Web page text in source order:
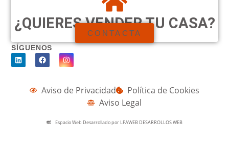
¿QUIERES VENDER TU CASA?
CONTACTA
SÍGUENOS
Aviso de Privacidad
Política de Cookies
Aviso Legal
Espacio Web Desarrollado por LPAWEB DESARROLLOS WEB